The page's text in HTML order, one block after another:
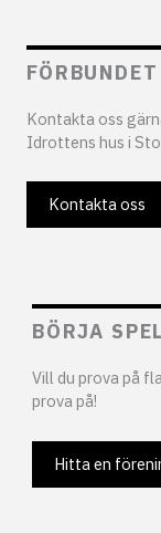
FÖRBUNDET
Kontakta oss
Idrottens hus i
Kontakta oss
BÖRJA
Vill du prova på
prova på!
Hitta en